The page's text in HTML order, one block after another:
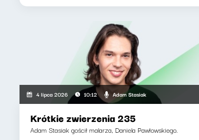
4 lipca 2026 10:12 Adam Stasiak
Krótkie zwierzenia 235
Adam Stasiak gościł malarza, Daniela Pawłowskiego.